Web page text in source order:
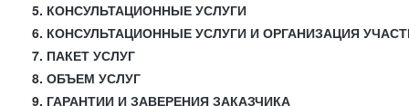
5. КОНСУЛЬТАЦИОННЫЕ УСЛУГИ
6. КОНСУЛЬТАЦИОННЫЕ УСЛУГИ И ОРГАНИЗАЦИЯ
7. ПАКЕТ УСЛУГ
8. ОБЪЕМ УСЛУГ
9. ГАРАНТИИ И ЗАВЕРЕНИЯ ЗАКАЗЧИКА